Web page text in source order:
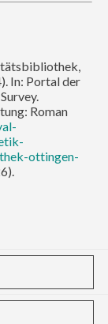
In: Portal der
Roman
ottingen-